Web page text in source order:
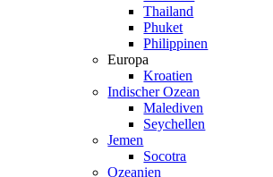
Thailand
Phuket
Philippinen
Europa
Kroatien
Indischer Ozean
Malediven
Seychellen
Jemen
Socotra
Ozeanien